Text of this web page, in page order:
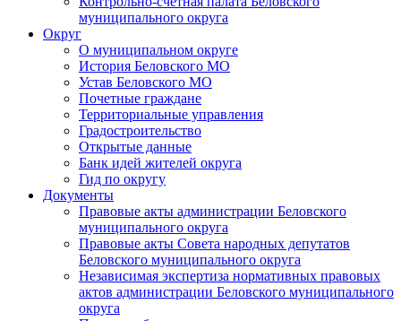
муниципального округа
Округ
О муниципальном округе
История Беловского МО
Устав Беловского МО
Почетные граждане
Территориальные управления
Градостроительство
Открытые данные
Банк идей жителей округа
Гид по округу
Документы
Правовые акты администрации Беловского
муниципального округа
Правовые акты Совета народных депутатов
Беловского муниципального округа
Независимая экспертиза нормативных правовых
актов администрации Беловского муниципального
округа